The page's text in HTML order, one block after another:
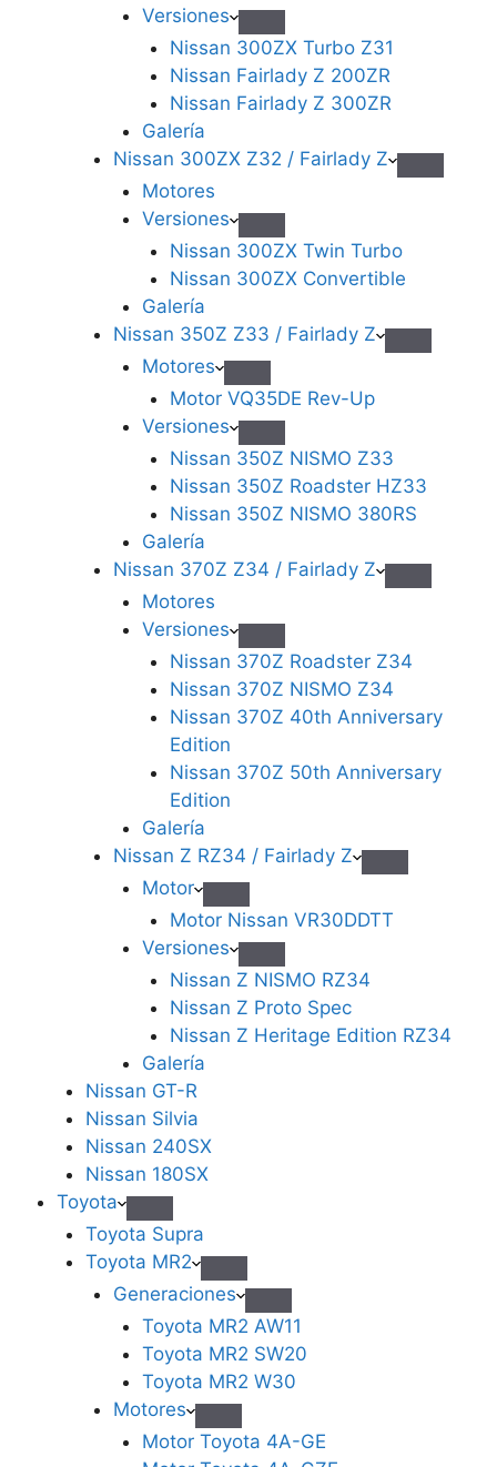
Versiones
Nissan 300ZX Turbo Z31
Nissan Fairlady Z 200ZR
Nissan Fairlady Z 300ZR
Galería
Nissan 300ZX Z32 / Fairlady Z
Motores
Versiones
Nissan 300ZX Twin Turbo
Nissan 300ZX Convertible
Galería
Nissan 350Z Z33 / Fairlady Z
Motores
Motor VQ35DE Rev-Up
Versiones
Nissan 350Z NISMO Z33
Nissan 350Z Roadster HZ33
Nissan 350Z NISMO 380RS
Galería
Nissan 370Z Z34 / Fairlady Z
Motores
Versiones
Nissan 370Z Roadster Z34
Nissan 370Z NISMO Z34
Nissan 370Z 40th Anniversary
Edition
Nissan 370Z 50th Anniversary
Edition
Galería
Nissan Z RZ34 / Fairlady Z
Motor
Motor Nissan VR30DDTT
Versiones
Nissan Z NISMO RZ34
Nissan Z Proto Spec
Nissan Z Heritage Edition RZ34
Galería
Nissan GT-R
Nissan Silvia
Nissan 240SX
Nissan 180SX
Toyota
Toyota Supra
Toyota MR2
Generaciones
Toyota MR2 AW11
Toyota MR2 SW20
Toyota MR2 W30
Motores
Motor Toyota 4A-GE